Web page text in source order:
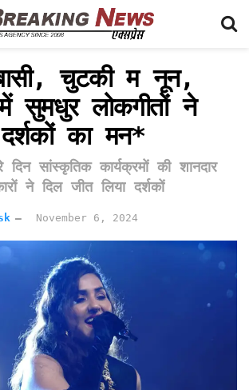
चुटकी म नून,
में सुमधुर लोकगीतों ने
का मन*
दिन सांस्कृतिक कार्यक्रमों की शानदार
ने दिल जीत लिया दर्शकों
November 6, 2024